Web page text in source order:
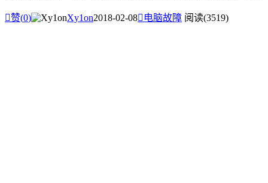
赞(0) Xy1on2018-02-08 电脑故障 阅读(3519)